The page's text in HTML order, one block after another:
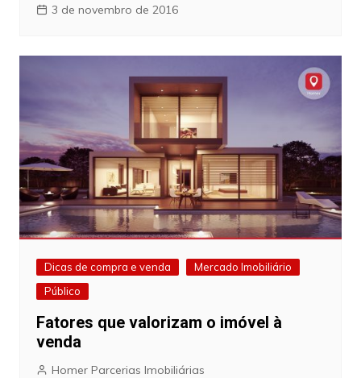
3 de novembro de 2016
Dicas de compra e venda
Mercado Imobiliário
Público
Fatores que valorizam o imóvel à
venda
Homer Parcerias Imobiliárias